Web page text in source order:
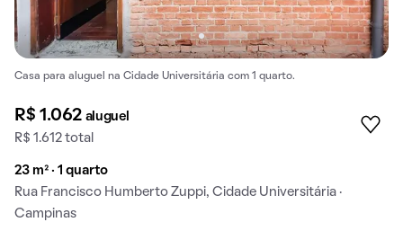
Casa para aluguel na Cidade Universitária com 1 quarto.
R$ 1.062 aluguel
R$ 1.612 total
23 m² · 1 quarto
Rua Francisco Humberto Zuppi, Cidade Universitária ·
Campinas